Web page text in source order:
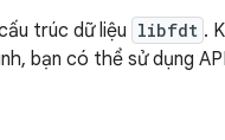
trúc dữ liệu libfdt .
bạn có thể sử dụng API